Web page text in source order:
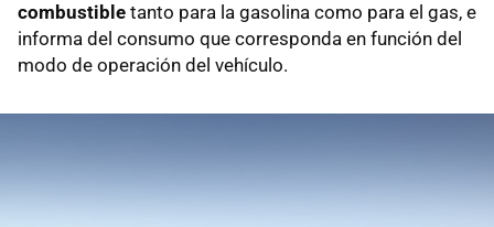
combustible tanto para la gasolina como para el gas, e
informa del consumo que corresponda en función del
modo de operación del vehículo.